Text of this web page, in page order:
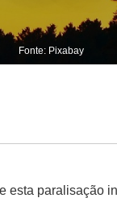
Fonte: Pixabay
esta paralisação